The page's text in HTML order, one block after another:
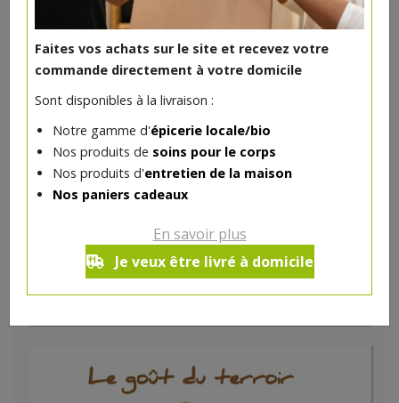
Faites vos achats sur le site et recevez votre
commande directement à votre domicile
Sont disponibles à la livraison :
Notre gamme d'épicerie locale/bio
Nos produits de soins pour le corps
Nos produits d'entretien de la maison
Nos paniers cadeaux
En savoir plus
Je veux être livré à domicile
Chouchou tissu
LES RÉCUPS D ADEL
1 pc
5€